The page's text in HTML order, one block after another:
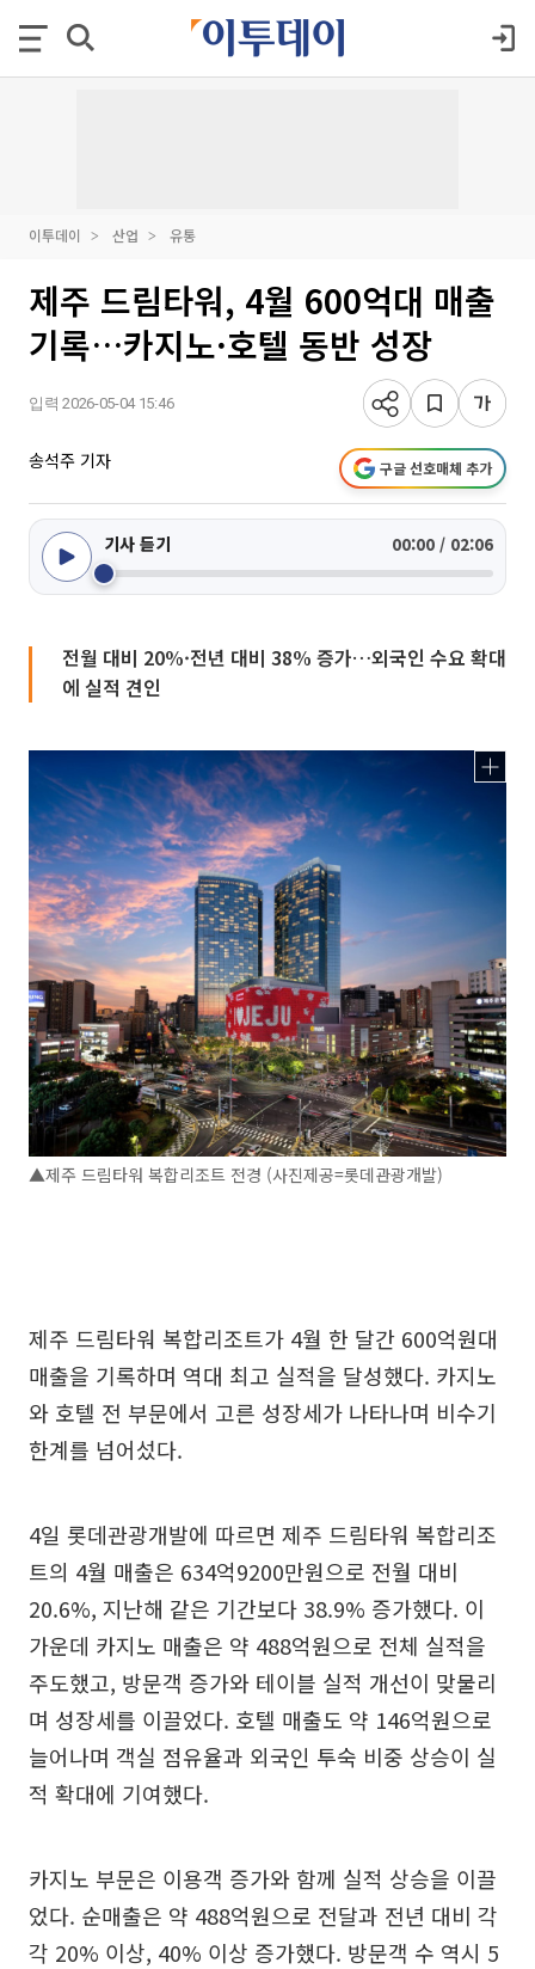
이투데이 산업 유통
제주 드림타워, 4월 600억대 매출
기록…카지노·호텔 동반 성장
입력 2026-05-04 15:46
송석주 기자 구글 선호매체 추가
기사 듣기 00:00 / 02:06
전월 대비 20%·전년 대비 38% 증가…외국인 수요 확대
에 실적 견인
▲제주 드림타워 복합리조트 전경 (사진제공=롯데관광개발)
제주 드림타워 복합리조트가 4월 한 달간 600억원대
매출을 기록하며 역대 최고 실적을 달성했다. 카지노
와 호텔 전 부문에서 고른 성장세가 나타나며 비수기
한계를 넘어섰다.
4일 롯데관광개발에 따르면 제주 드림타워 복합리조
트의 4월 매출은 634억9200만원으로 전월 대비
20.6%, 지난해 같은 기간보다 38.9% 증가했다. 이
가운데 카지노 매출은 약 488억원으로 전체 실적을
주도했고, 방문객 증가와 테이블 실적 개선이 맞물리
며 성장세를 이끌었다. 호텔 매출도 약 146억원으로
늘어나며 객실 점유율과 외국인 투숙 비중 상승이 실
적 확대에 기여했다.
카지노 부문은 이용객 증가와 함께 실적 상승을 이끌
었다. 순매출은 약 488억원으로 전달과 전년 대비 각
각 20% 이상, 40% 이상 증가했다. 방문객 수 역시 5